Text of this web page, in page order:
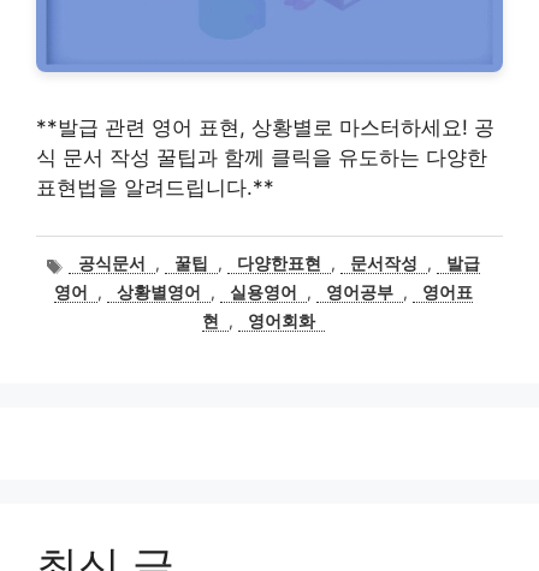
**발급 관련 영어 표현, 상황별로 마스터하세요! 공
식 문서 작성 꿀팁과 함께 클릭을 유도하는 다양한
표현법을 알려드립니다.**
태
그
공식문서 , 꿀팁 , 다양한표현 , 문서작성 ,
발급
영어
, 상황별영어 , 실용영어 , 영어공부 ,
영어표
현
, 영어회화